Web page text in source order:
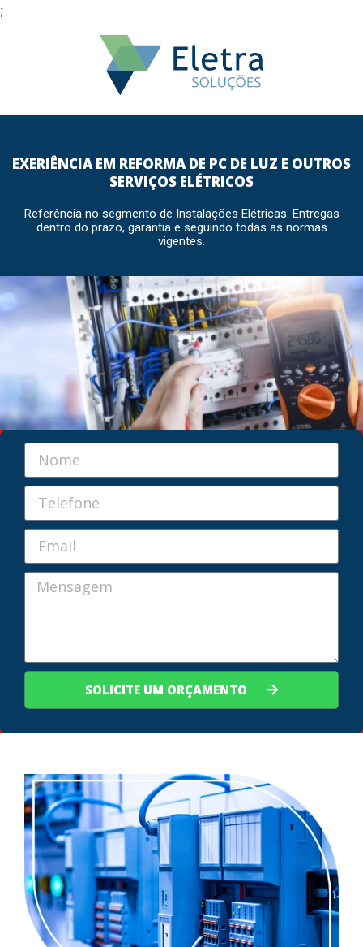
;
EXERIÊNCIA EM REFORMA DE PC DE LUZ E OUTROS
SERVIÇOS ELÉTRICOS
Referência no segmento de Instalações Elétricas. Entregas
dentro do prazo, garantia e seguindo todas as normas
vigentes.
SOLICITE UM ORÇAMENTO